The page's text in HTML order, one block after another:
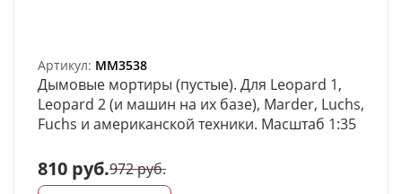
Артикул: MM3538
Дымовые мортиры (пустые). Для Leopard 1,
Leopard 2 (и машин на их базе), Marder, Luchs,
Fuchs и американской техники. Масштаб 1:35
810 руб.972 руб.